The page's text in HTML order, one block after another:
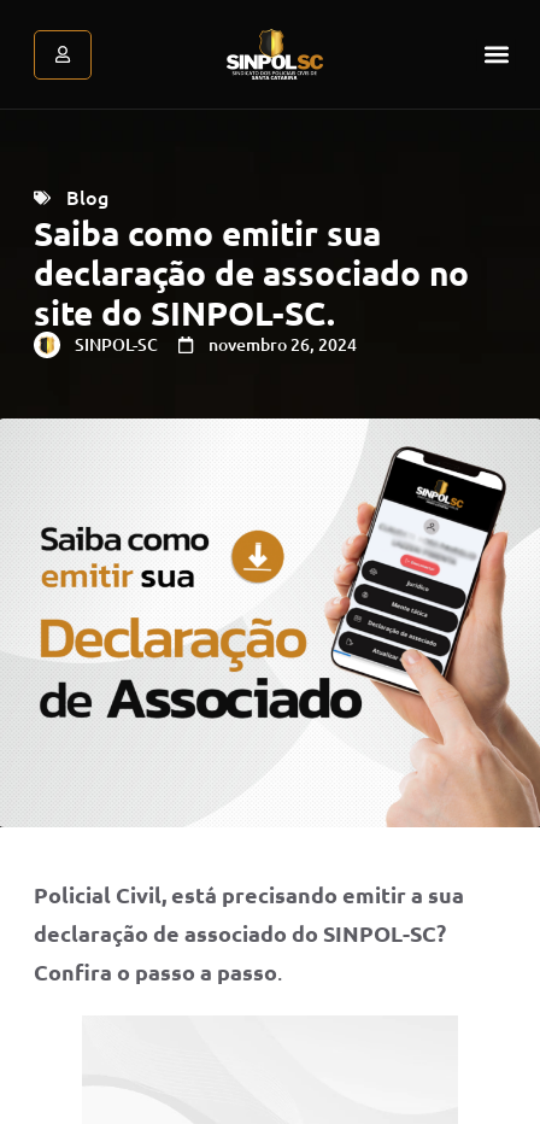
Blog
Saiba como emitir sua
declaração de associado no
site do SINPOL-SC.
SINPOL-SC novembro 26, 2024
Policial Civil, está precisando emitir a sua
declaração de associado do SINPOL-SC?
Confira o passo a passo